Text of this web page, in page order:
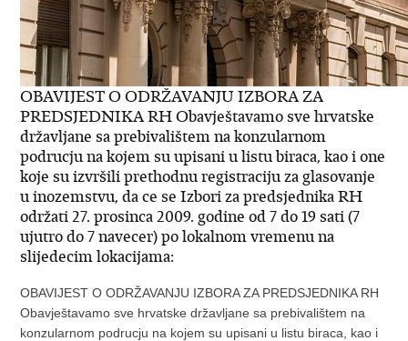
OBAVIJEST O ODRŽAVANJU IZBORA ZA
PREDSJEDNIKA RH Obavještavamo sve hrvatske
državljane sa prebivalištem na konzularnom
podrucju na kojem su upisani u listu biraca, kao i one
koje su izvršili prethodnu registraciju za glasovanje
u inozemstvu, da ce se Izbori za predsjednika RH
održati 27. prosinca 2009. godine od 7 do 19 sati (7
ujutro do 7 navecer) po lokalnom vremenu na
slijedecim lokacijama:
OBAVIJEST O ODRŽAVANJU IZBORA ZA PREDSJEDNIKA RH
Obavještavamo sve hrvatske državljane sa prebivalištem na
konzularnom podrucju na kojem su upisani u listu biraca, kao i